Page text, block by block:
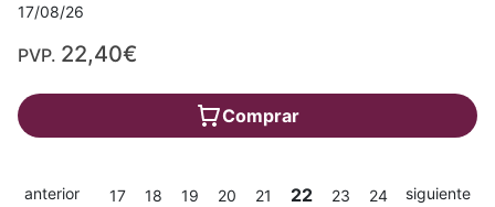
17/08/26
PVP. 22,40€
Comprar
anterior 17 18 19 20 21 22 23
24
siguiente